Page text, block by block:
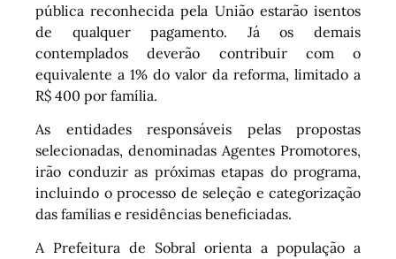
pública reconhecida pela União estarão isentos
de qualquer pagamento. Já os demais
contemplados deverão contribuir com o
equivalente a 1% do valor da reforma, limitado a
R$ 400 por família.
As entidades responsáveis pelas propostas
selecionadas, denominadas Agentes Promotores,
irão conduzir as próximas etapas do programa,
incluindo o processo de seleção e categorização
das famílias e residências beneficiadas.
A Prefeitura de Sobral orienta a população a